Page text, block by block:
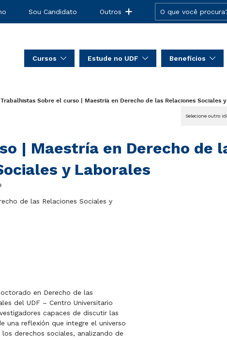
Sou Candidato Outros
Cursos Estude no UDF Benefícios
Sobre el curso | Maestría en Derecho de las Relaciones Sociales
| Maestría en Derecho de
y Laborales
Selecione outro
de las Relaciones Sociales y
en Derecho de las
del UDF – Centro Universitario
capaces de discutir las
una reflexión que integre el universo
derechos sociales, analizando de